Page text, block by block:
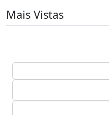
Mais Vistas